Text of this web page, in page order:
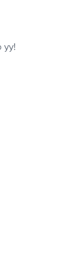
уу!